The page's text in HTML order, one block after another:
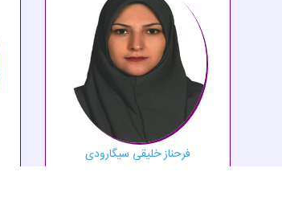
فرحناز خلیقی سیگارودی